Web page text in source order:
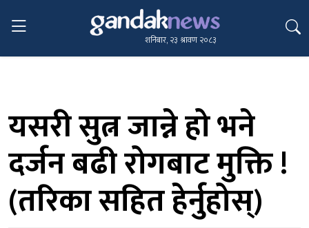
शनिबार, २३ श्रावण २०८३
यसरी सुत्न जान्ने हो भने
दर्जन बढी रोगबाट मुक्ति !
(तरिका सहित हेर्नुहोस्)